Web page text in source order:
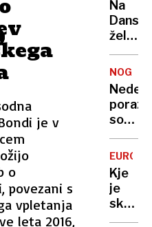
je v
o
povezani s
vpletanja
leta 2016,
Na
želijo
poraz
sodu
izbil
dno:
Simao
ni
več
trener
Kje
je